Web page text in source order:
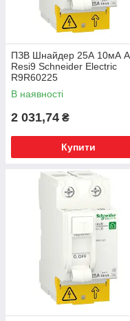
ПЗВ Шнайдер 25А 10мА A
Resi9 Schneider Electric
R9R60225
В наявності
2 031,74 ₴
Купити